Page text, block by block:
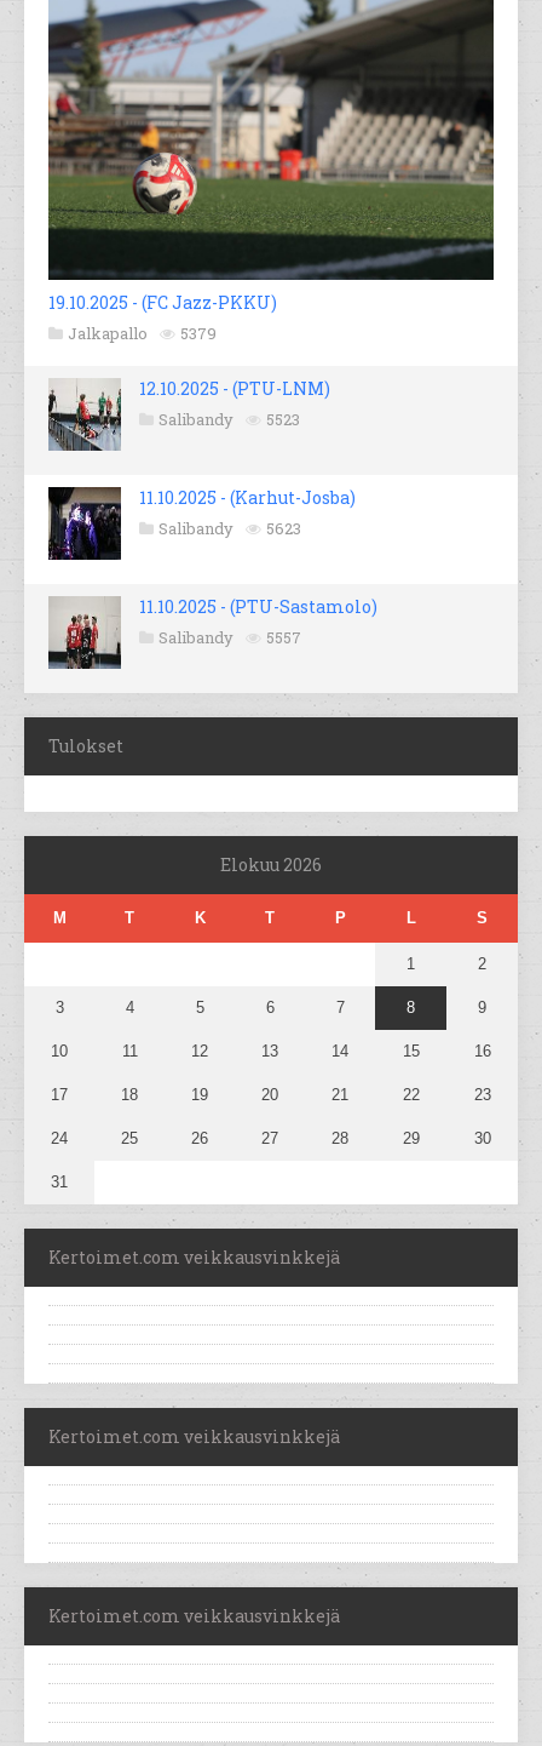
19.10.2025 - (FC Jazz-PKKU)
Jalkapallo 5379
12.10.2025 - (PTU-LNM)
Salibandy 5523
11.10.2025 - (Karhut-Josba)
Salibandy 5623
11.10.2025 - (PTU-Sastamolo)
Salibandy 5557
Tulokset
Elokuu 2026
M T K T P L S
1 2
3 4 5 6 7 8 9
10 11 12 13 14 15 16
17 18 19 20 21 22 23
24 25 26 27 28 29 30
31
Kertoimet.com veikkausvinkkejä
Kertoimet.com veikkausvinkkejä
Kertoimet.com veikkausvinkkejä